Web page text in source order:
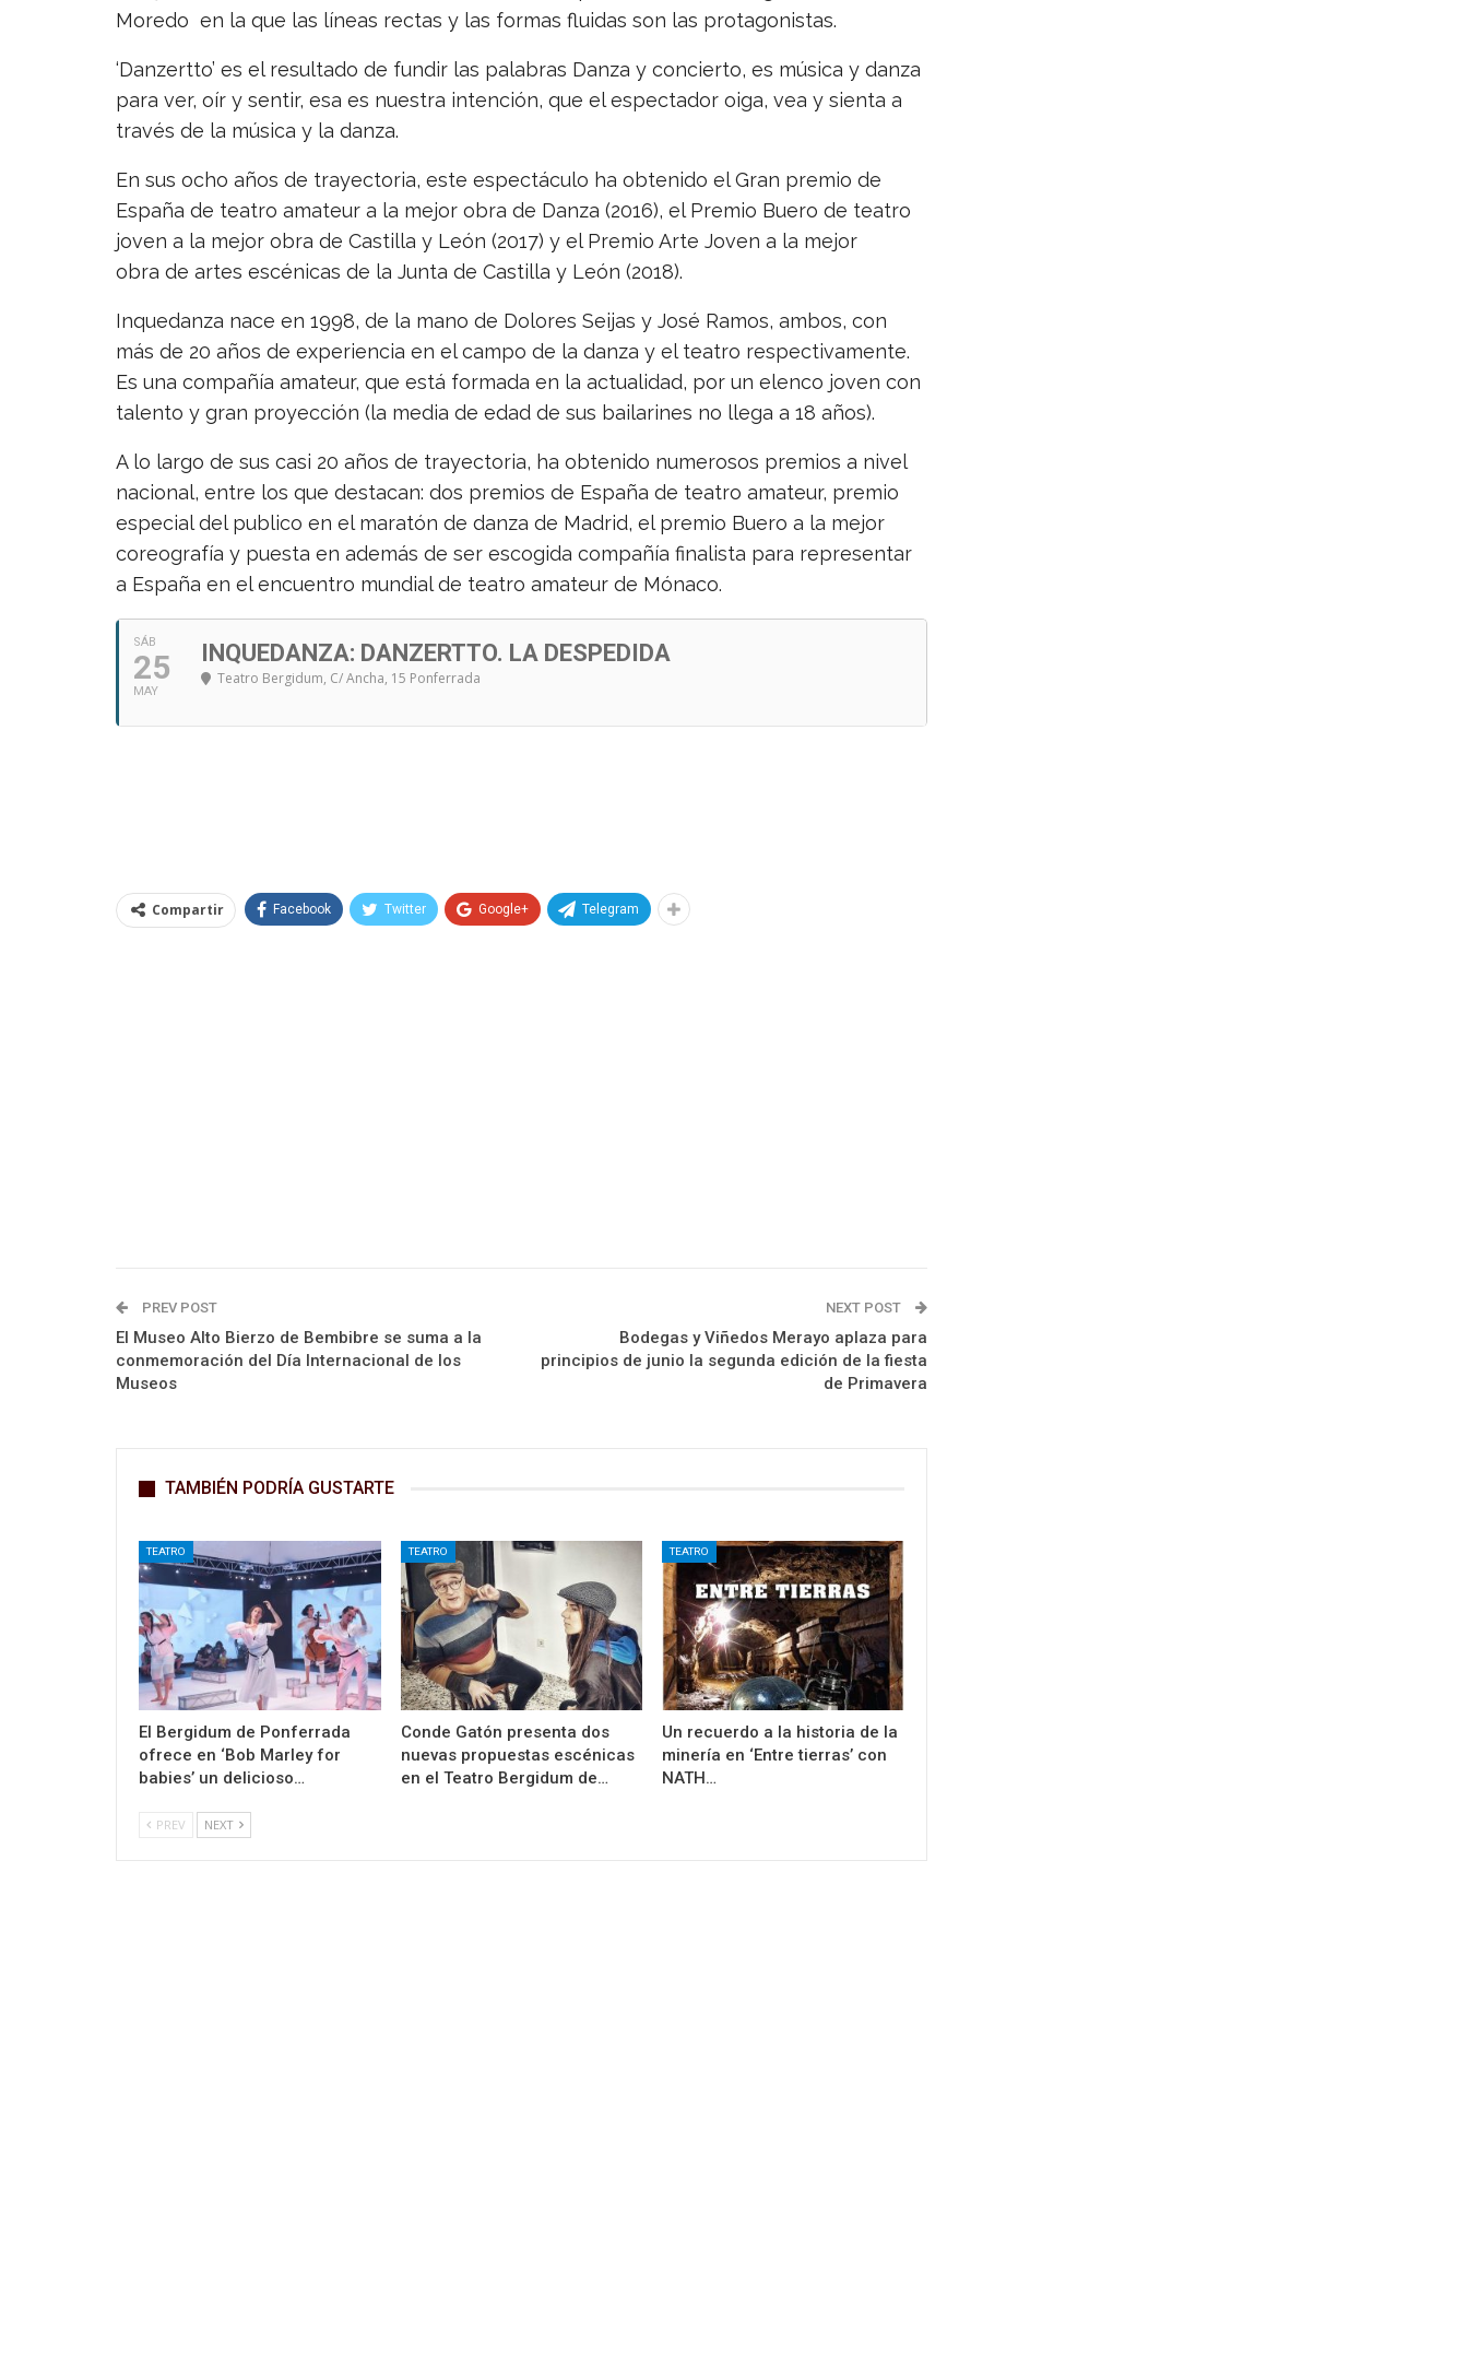
Moredo en la que las líneas rectas y las formas fluidas son las protagonistas.
‘Danzertto’ es el resultado de fundir las palabras Danza y concierto, es música y danza
para ver, oír y sentir, esa es nuestra intención, que el espectador oiga, vea y sienta a
través de la música y la danza.
En sus ocho años de trayectoria, este espectáculo ha obtenido el Gran premio de
España de teatro amateur a la mejor obra de Danza (2016), el Premio Buero de teatro
joven a la mejor obra de Castilla y León (2017) y el Premio Arte Joven a la mejor
obra de artes escénicas de la Junta de Castilla y León (2018).
Inquedanza nace en 1998, de la mano de Dolores Seijas y José Ramos, ambos, con
más de 20 años de experiencia en el campo de la danza y el teatro respectivamente.
Es una compañía amateur, que está formada en la actualidad, por un elenco joven con
talento y gran proyección (la media de edad de sus bailarines no llega a 18 años).
A lo largo de sus casi 20 años de trayectoria, ha obtenido numerosos premios a nivel
nacional, entre los que destacan: dos premios de España de teatro amateur, premio
especial del publico en el maratón de danza de Madrid, el premio Buero a la mejor
coreografía y puesta en además de ser escogida compañía finalista para representar
a España en el encuentro mundial de teatro amateur de Mónaco.
SÁB
25
MAY
INQUEDANZA: DANZERTTO. LA DESPEDIDA
Teatro Bergidum, C/ Ancha, 15 Ponferrada
Compartir Facebook Twitter Google+ Telegram
PREV POST
El Museo Alto Bierzo de Bembibre se suma a la
conmemoración del Día Internacional de los
Museos
NEXT POST
Bodegas y Viñedos Merayo aplaza para
principios de junio la segunda edición de la fiesta
de Primavera
TAMBIÉN PODRÍA GUSTARTE
TEATRO
El Bergidum de Ponferrada
ofrece en ‘Bob Marley for
babies’ un delicioso…
TEATRO
Conde Gatón presenta dos
nuevas propuestas escénicas
en el Teatro Bergidum de…
TEATRO
Un recuerdo a la historia de la
minería en ‘Entre tierras’ con
NATH…
PREV NEXT